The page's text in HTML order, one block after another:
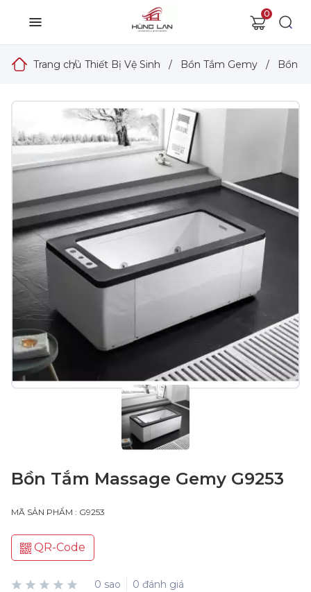
0
Trang chủ
/ Thiết Bị Vệ Sinh / Bồn Tắm Gemy / Bồn
Bồn Tắm Massage Gemy G9253
MÃ SẢN PHẨM : G9253
QR-Code
0 sao 0 đánh giá